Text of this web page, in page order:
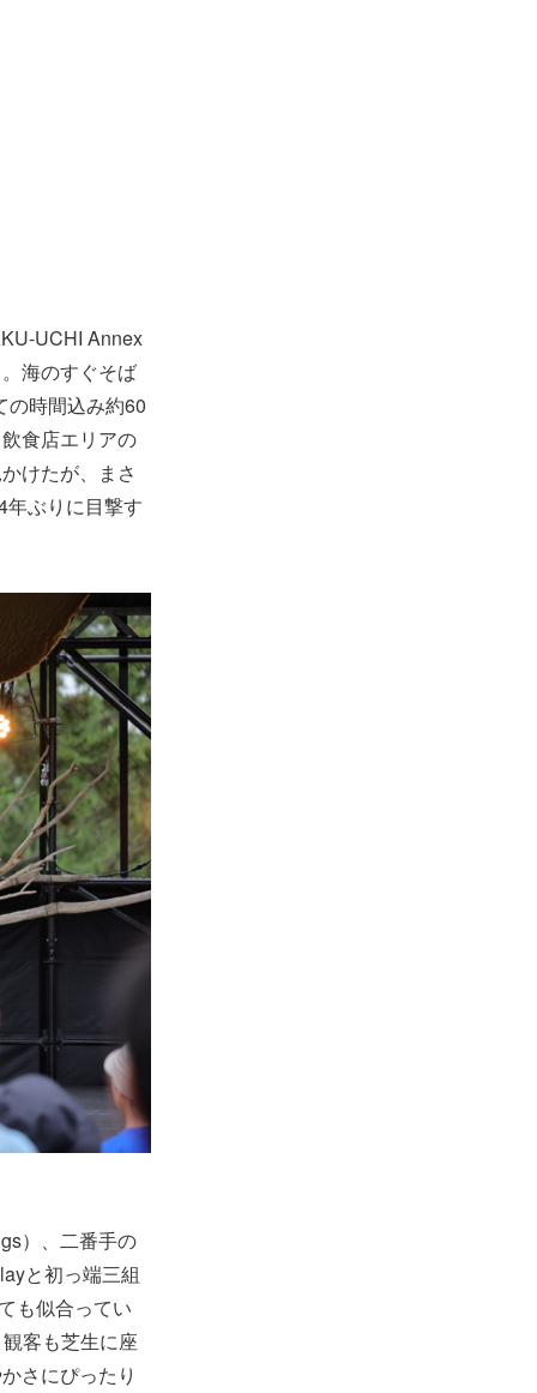
UCHI Annex
海のすぐそば
の時間込み約60
食店エリアの
けたが、まさ
ぶりに目撃す
）、二番手の
と初っ端三組
も似合ってい
客も芝生に座
さにぴったり